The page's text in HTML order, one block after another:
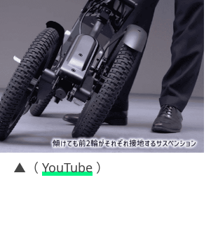
▲（ YouTube ）